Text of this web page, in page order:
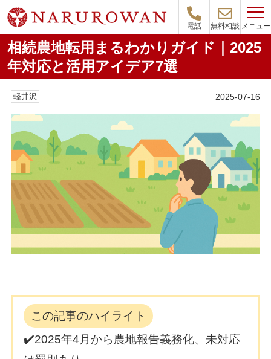
電話 無料相談 メニュー
相続農地転用まるわかりガイド｜2025
年対応と活用アイデア7選
軽井沢 2025-07-16
この記事のハイライト
✔️2025年4月から農地報告義務化、未対応